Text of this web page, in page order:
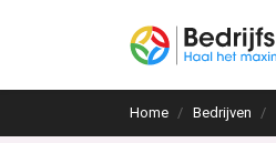
Home Bedrijven